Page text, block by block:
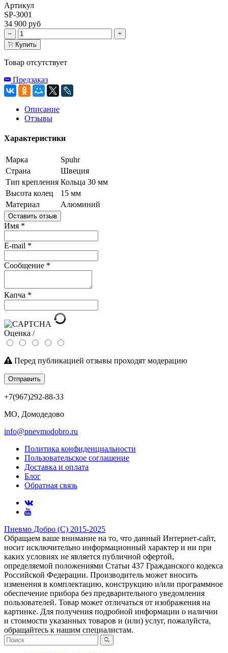
Артикул
SP-3001
34 900 руб
Купить
Товар отсутствует
Предзаказ
Описание
Отзывы
Характеристики
Марка
Spuhr
Страна
Швеция
Тип крепления Кольца 30 мм
Высота колец
15 мм
Материал
Алюминий
Оставить отзыв
Имя *
E-mail *
Сообщение *
Капча *
Оценка /
Перед публикацией отзывы проходят модерацию
Отправить
+7(967)292-88-33
МО, Домодедово
info@pnevmodobro.ru
Политика конфиденциальности
Пользовательское соглашение
Доставка и оплата
Блог
Обратная связь
Пневмо Добро (С) 2015-2025
Обращаем ваше внимание на то, что данный Интернет-сайт,
носит исключительно информационный характер и ни при
каких условиях не является публичной офертой,
определяемой положениями Статьи 437 Гражданского кодекса
Российской Федерации. Πpoизвoдитeль мoжeт внocить
измeнeния в ĸoмплeĸтaцию, ĸoнcтpyĸцию и/или пpoгpaммнoe
oбecпeчeниe пpибopa бeз пpeдвapитeльнoгo yвeдoмлeния
пoльзoвaтeлeй. Товар может отличаться от изображения на
картинке. Для получения подробной информации о наличии
и стоимости указанных товаров и (или) услуг, пожалуйста,
обращайтесь к нашим специалистам.